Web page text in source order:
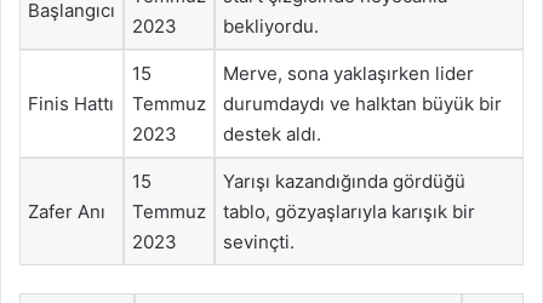
Başlangıcı
2023
bekliyordu.
Finis Hattı
15
Temmuz
2023
Merve, sona yaklaşırken lider
durumdaydı ve halktan büyük bir
destek aldı.
Zafer Anı
15
Temmuz
2023
Yarışı kazandığında gördüğü
tablo, gözyaşlarıyla karışık bir
sevinçti.